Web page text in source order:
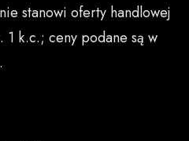
stanowi oferty handlowej
k.c.; ceny podane są w